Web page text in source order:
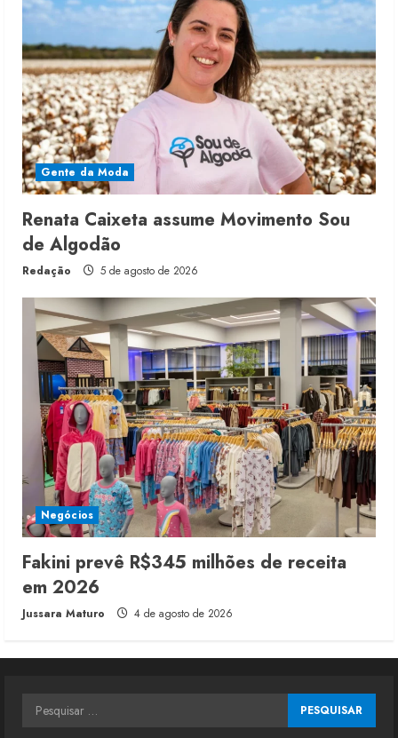
Gente da Moda
Renata Caixeta assume Movimento Sou
de Algodão
Redação 5 de agosto de 2026
Negócios
Fakini prevê R$345 milhões de receita
em 2026
Jussara Maturo 4 de agosto de 2026
Pesquisar